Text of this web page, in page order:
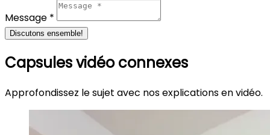
Message *
Discutons ensemble!
Capsules vidéo connexes
Approfondissez le sujet avec nos explications en vidéo.